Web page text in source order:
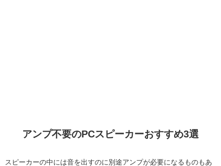
アンプ不要のPCスピーカーおすすめ3選
スピーカーの中には音を出すのに別途アンプが必要になるものもあ